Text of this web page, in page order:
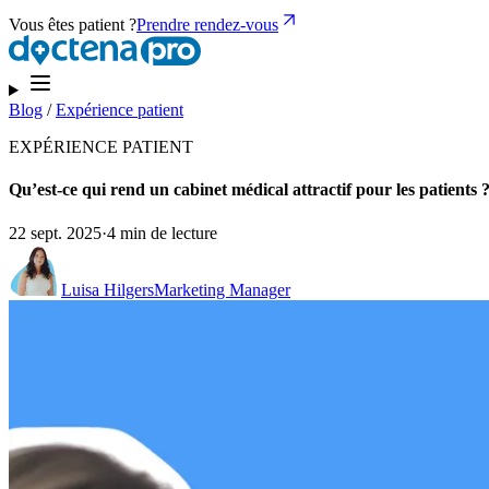
Vous êtes patient ?Prendre rendez-vous
Blog /Expérience patient
EXPÉRIENCE PATIENT
Qu’est-ce qui rend un cabinet médical attractif pour les patients ?
22 sept. 2025·4 min de lecture
Luisa HilgersMarketing Manager